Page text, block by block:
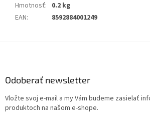
Hmotnosť: 0.2 kg
EAN: 8592884001249
Odoberať newsletter
Vložte svoj e-mail a my Vám budeme zasielať
produktoch na našom e-shope.